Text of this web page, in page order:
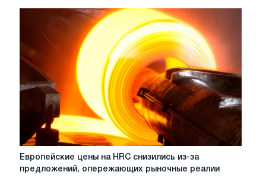
растут,
но
рост
остается
ограниченным
Европейские
Европейские цены на HRC снизились из-за
предложений, опережающих рыночные реалии